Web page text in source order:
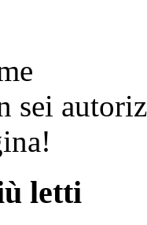
sei
letti